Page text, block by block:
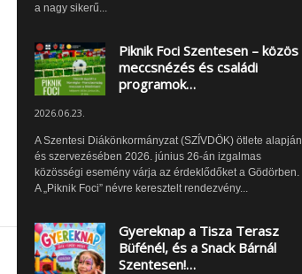
a nagy sikerű...
Piknik Foci Szentesen – közös
meccsnézés és családi
programok…
2026.06.23.
A Szentesi Diákönkormányzat (SZÍVDÖK) ötlete alapján
és szervezésében 2026. június 26-án izgalmas
közösségi esemény várja az érdeklődőket a Gödörben.
A „Piknik Foci” névre keresztelt rendezvény...
Gyereknap a Tisza Terasz
Büfénél, és a Snack Bárnál
Szentesen!…